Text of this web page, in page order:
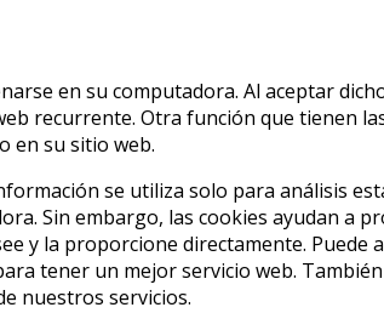
en su computadora. Al aceptar
recurrente. Otra función que tienen
en su sitio web.
se utiliza solo para análisis
Sin embargo, las cookies ayudan a
y la proporcione directamente. Puede
tener un mejor servicio web.
nuestros servicios.